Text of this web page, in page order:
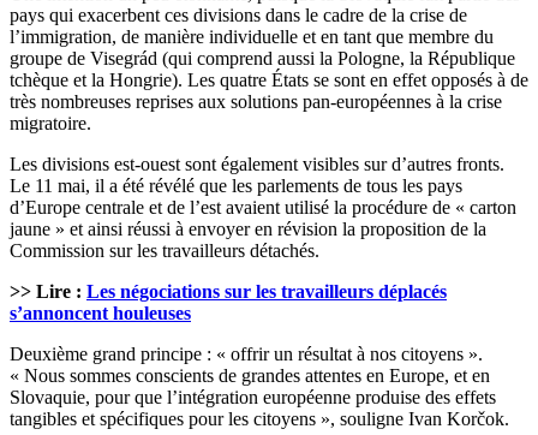
pays qui exacerbent ces divisions dans le cadre de la crise de
l’immigration, de manière individuelle et en tant que membre du
groupe de Visegrád (qui comprend aussi la Pologne, la République
tchèque et la Hongrie). Les quatre États se sont en effet opposés à de
très nombreuses reprises aux solutions pan-européennes à la crise
migratoire.
Les divisions est-ouest sont également visibles sur d’autres fronts.
Le 11 mai, il a été révélé que les parlements de tous les pays
d’Europe centrale et de l’est avaient utilisé la procédure de « carton
jaune » et ainsi réussi à envoyer en révision la proposition de la
Commission sur les travailleurs détachés.
>> Lire : Les négociations sur les travailleurs déplacés
s’annoncent houleuses
Deuxième grand principe : « offrir un résultat à nos citoyens ».
« Nous sommes conscients de grandes attentes en Europe, et en
Slovaquie, pour que l’intégration européenne produise des effets
tangibles et spécifiques pour les citoyens », souligne Ivan Korčok.